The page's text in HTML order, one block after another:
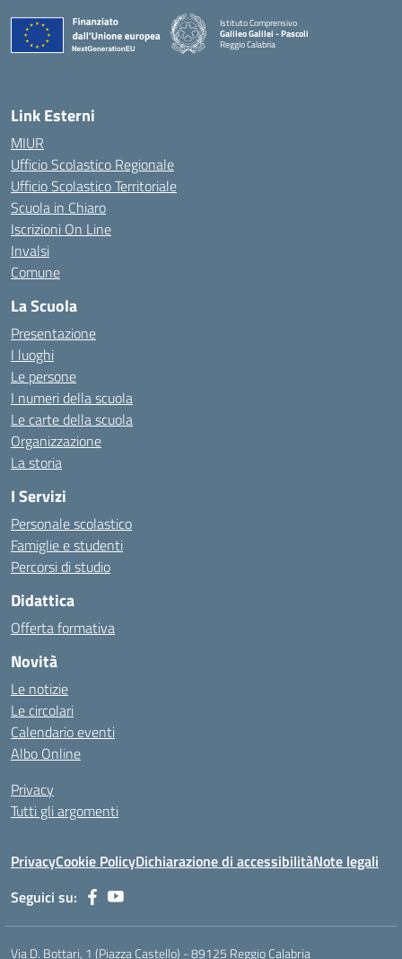
Istituto Comprensivo
Galileo Galilei - Pascoli
Reggio Calabria
Link Esterni
MIUR
Ufficio Scolastico Regionale
Ufficio Scolastico Territoriale
Scuola in Chiaro
Iscrizioni On Line
Invalsi
Comune
La Scuola
Presentazione
I luoghi
Le persone
I numeri della scuola
Le carte della scuola
Organizzazione
La storia
I Servizi
Personale scolastico
Famiglie e studenti
Percorsi di studio
Didattica
Offerta formativa
Novità
Le notizie
Le circolari
Calendario eventi
Albo Online
Privacy
Tutti gli argomenti
PrivacyCookie PolicyDichiarazione di accessibilitàNote legali
Seguici su:
Via D. Bottari, 1 (Piazza Castello) - 89125 Reggio Calabria